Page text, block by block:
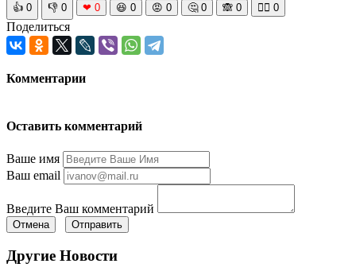
👍 0 👎 0 ❤ 0 😆 0 😡 0 🤔 0 🙈 0 🧘‍♀️ 0
Поделиться
Комментарии
Оставить комментарий
Ваше имя
Ваш email
Введите Ваш комментарий
Отмена Отправить
Другие Новости